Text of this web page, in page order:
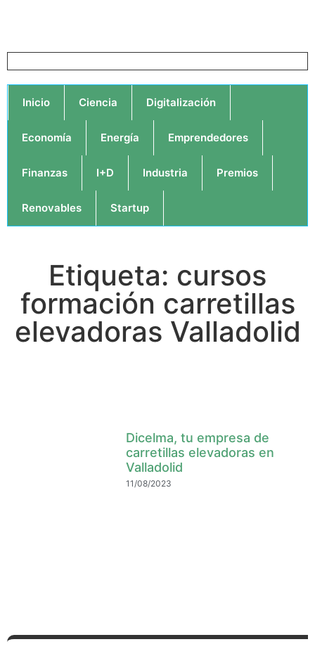
Inicio Ciencia Digitalización
Economía Energía Emprendedores
Finanzas I+D Industria Premios
Renovables Startup
Etiqueta: cursos
formación carretillas
elevadoras Valladolid
Dicelma, tu empresa de
carretillas elevadoras en
Valladolid
11/08/2023